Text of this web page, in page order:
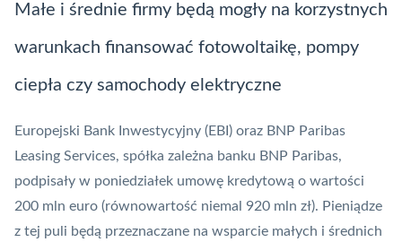
Małe i średnie firmy będą mogły na korzystnych
warunkach finansować fotowoltaikę, pompy
ciepła czy samochody elektryczne
Europejski Bank Inwestycyjny (EBI ) oraz BNP Paribas
Leasing Services, spółka zależna banku BNP Paribas,
podpisały w poniedziałek umowę kredytową o wartości
200 mln euro (równowartość niemal 920 mln zł). Pieniądze
z tej puli będą przeznaczane na wsparcie małych i średnich